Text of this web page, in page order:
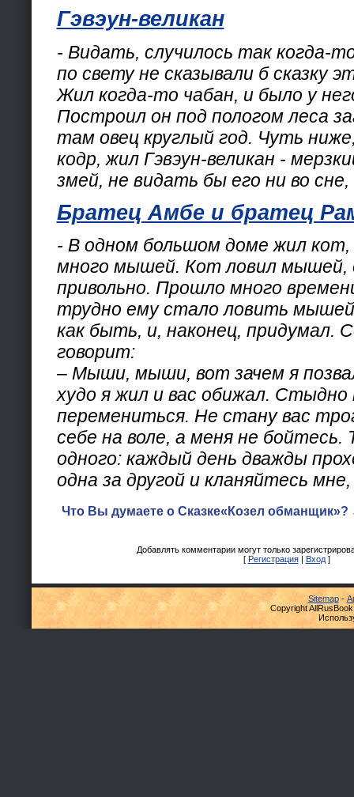
Гэвэун-великан
- Видать, случилось так когда-
по свету не сказывали б сказку
Жил когда-то чабан, и было у
Построил он под пологом леса
там овец круглый год. Чуть
кодр, жил Гэвэун-великан -
змей, не видать бы его ни во сне,
Братец Амбе и братец
- В одном большом доме жил
много мышей. Кот ловил мышей,
привольно. Прошло много
трудно ему стало ловить
как быть, и, наконец, придумал.
говорит:
– Мыши, мыши, вот зачем я
худо я жил и вас обижал. Стыдно
перемениться. Не стану вас
себе на воле, а меня не бойтесь.
одного: каждый день дважды
одна за другой и кланяйтесь
Что Вы думаете о Сказке«Козел обманщик»?
Добавлять комментарии могут только
[ Регистрация| Вход]
Sitemap-
Copyright